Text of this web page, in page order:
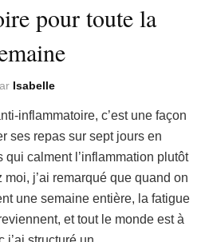
pour toute la
Isabelle
inflammatoire, c’est une façon
ses repas sur sept jours en
calment l’inflammation plutôt
moi, j’ai remarqué que quand on
une semaine entière, la fatigue
et tout le monde est à